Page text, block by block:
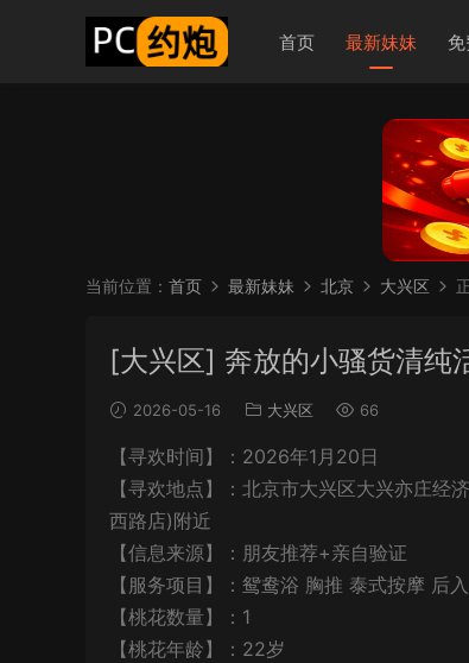
首页 最新妹妹 免
当前位置： 首页 最新妹妹 北京 大兴区
[大兴区] 奔放的小骚货清纯
2026-05-16 大兴区 66
【寻欢时间】：2026年1月20日
【寻欢地点】：北京市大兴区大兴亦庄
西路店)附近
【信息来源】：朋友推荐+亲自验证
【服务项目】：鸳鸯浴 胸推 泰式按摩 后
【桃花数量】：1
【桃花年龄】：22岁